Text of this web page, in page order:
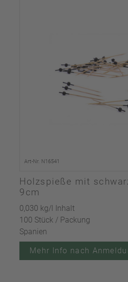
Art-Nr. N16541
Holzspieße mit
9cm
0,030 kg/l Inhalt
100 Stück / Packung
Spanien
Mehr Info nach